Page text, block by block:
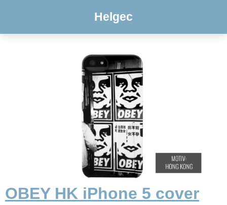
Helgec
OBEY HK iPhone 5 cover